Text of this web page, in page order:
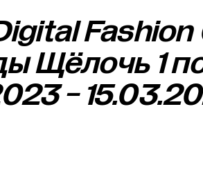
Fashion
Щёлочь 1
-